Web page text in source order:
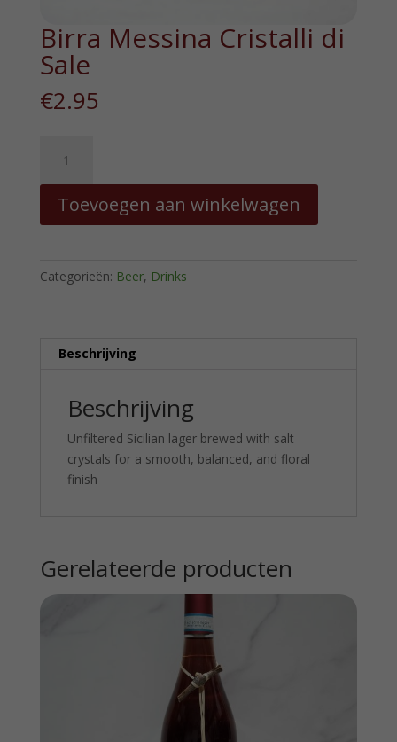
Birra Messina Cristalli di
Sale
€2.95
Messina
Cristalli
Sale
Toevoegen aan winkelwagen
Categorieën: Beer, Drinks
Beschrijving
Beschrijving
Unfiltered Sicilian lager brewed with salt
crystals for a smooth, balanced, and floral
finish
Gerelateerde producten